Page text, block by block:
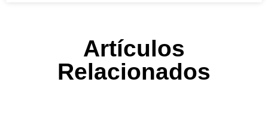
Artículos
Relacionados